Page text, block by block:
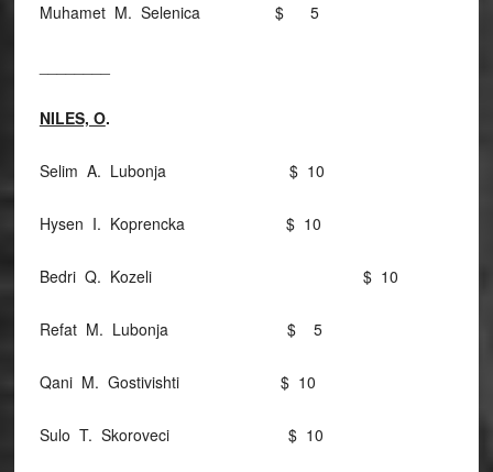
Muhamet M. Selenica $ 5
NILES, O.
Selim A. Lubonja $ 10
Hysen I. Koprencka $ 10
Bedri Q. Kozeli $ 10
Refat M. Lubonja $ 5
Qani M. Gostivishti $ 10
Sulo T. Skoroveci $ 10